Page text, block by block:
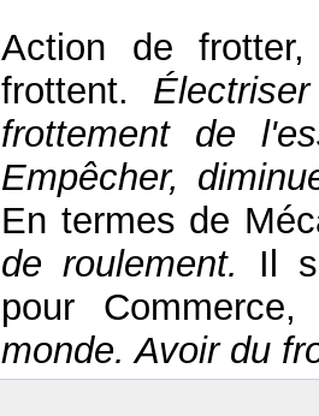
Action de
frottent.
frottement de
Empêcher,
En termes de
de roulement. Il
pour
monde. Avoir du